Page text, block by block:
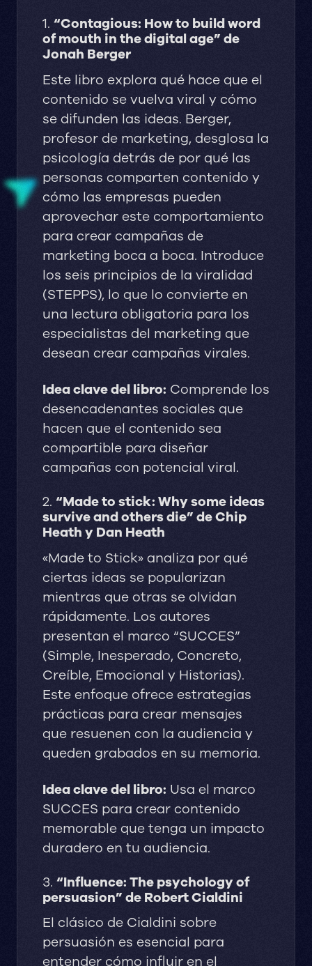
1. “Contagious: How to build word
of mouth in the digital age” de
Jonah Berger
Este libro explora qué hace que el
contenido se vuelva viral y cómo
se difunden las ideas. Berger,
profesor de marketing, desglosa la
psicología detrás de por qué las
personas comparten contenido y
cómo las empresas pueden
aprovechar este comportamiento
para crear campañas de
marketing boca a boca. Introduce
los seis principios de la viralidad
(STEPPS), lo que lo convierte en
una lectura obligatoria para los
especialistas del marketing que
desean crear campañas virales.
Idea clave del libro: Comprende los
desencadenantes sociales que
hacen que el contenido sea
compartible para diseñar
campañas con potencial viral.
2. “Made to stick: Why some ideas
survive and others die” de Chip
Heath y Dan Heath
«Made to Stick» analiza por qué
ciertas ideas se popularizan
mientras que otras se olvidan
rápidamente. Los autores
presentan el marco “SUCCES”
(Simple, Inesperado, Concreto,
Creíble, Emocional y Historias).
Este enfoque ofrece estrategias
prácticas para crear mensajes
que resuenen con la audiencia y
queden grabados en su memoria.
Idea clave del libro: Usa el marco
SUCCES para crear contenido
memorable que tenga un impacto
duradero en tu audiencia.
3. “Influence: The psychology of
persuasion” de Robert Cialdini
El clásico de Cialdini sobre
persuasión es esencial para
entender cómo influir en el